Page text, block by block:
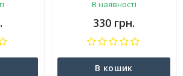
В наявності
330 грн.
В кошик